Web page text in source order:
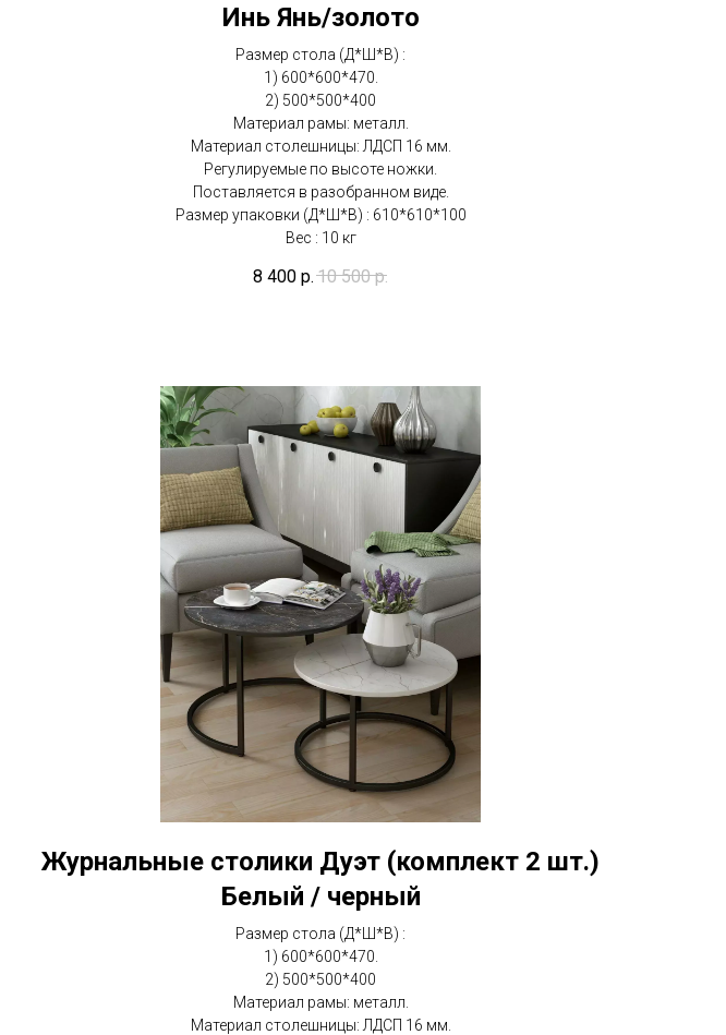
Инь Янь/золото
Размер стола (Д*Ш*В) :
1) 600*600*470.
2) 500*500*400
Материал рамы: металл.
Материал столешницы: ЛДСП 16 мм.
Регулируемые по высоте ножки.
Поставляется в разобранном виде.
Размер упаковки (Д*Ш*В) : 610*610*100
Вес : 10 кг
8 400 р. 10 500 р.
Журнальные столики Дуэт (комплект 2 шт.)
Белый / черный
Размер стола (Д*Ш*В) :
1) 600*600*470.
2) 500*500*400
Материал рамы: металл.
Материал столешницы: ЛДСП 16 мм.